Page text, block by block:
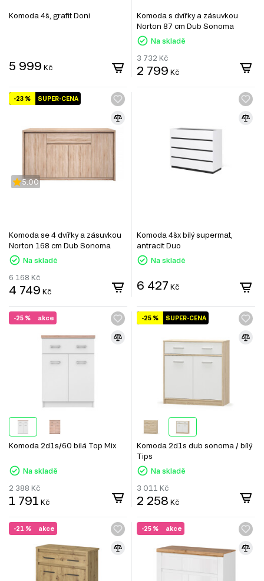
Komoda 4š, grafit Doni
5 999 Kč
Komoda s dvířky a zásuvkou
Norton 87 cm Dub Sonoma
Na skladě
3 732 Kč
2 799 Kč
SUPER-CENA
-23 %
5.00
Komoda se 4 dvířky a zásuvkou
Norton 168 cm Dub Sonoma
Na skladě
6 168 Kč
4 749 Kč
Komoda 4šx bílý supermat,
antracit Duo
Na skladě
6 427 Kč
akce
-25 %
Komoda 2d1s/60 bílá Top Mix
Na skladě
2 388 Kč
1 791 Kč
SUPER-CENA
-25 %
Komoda 2d1s dub sonoma / bílý
Tips
Na skladě
3 011 Kč
2 258 Kč
akce
-21 % akce
-25 %